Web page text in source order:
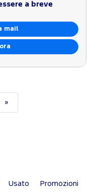
a breve
mail
»
Usato Promozioni